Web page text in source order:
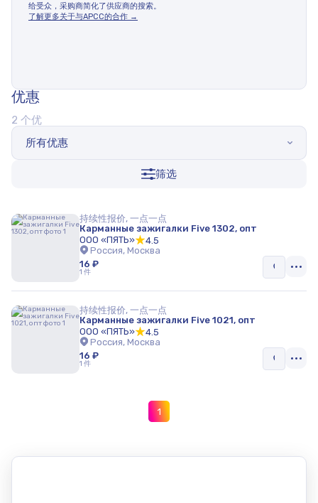
给受众，采购商简化了供应商的搜索。
了解更多关于与APCC的合作 →
优惠
所有优惠
筛选
2 个优
持续性报价, 一点一点
Карманные зажигалки Five 1302, опт
ООО «ПЯТЬ»
4.5
Россия, Москва
16 ₽
1 件
持续性报价, 一点一点
Карманные зажигалки Five 1021, опт
ООО «ПЯТЬ»
4.5
Россия, Москва
16 ₽
1 件
1